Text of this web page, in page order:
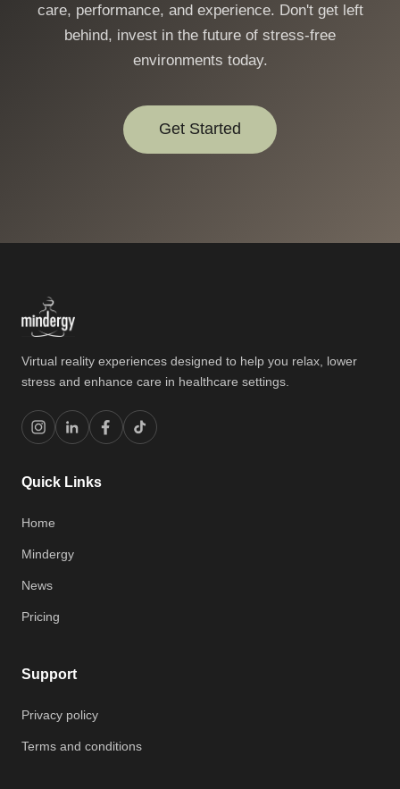
care, performance, and experience. Don't get left
behind, invest in the future of stress-free
environments today.
Get Started
Virtual reality experiences designed to help you relax, lower
stress and enhance care in healthcare settings.
Quick Links
Home
Mindergy
News
Pricing
Support
Privacy policy
Terms and conditions